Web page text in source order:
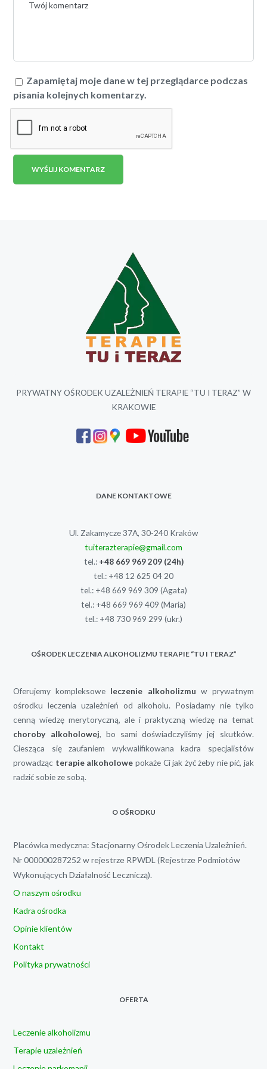
Zapamiętaj moje dane w tej przeglądarce podczas
pisania kolejnych komentarzy.
PRYWATNY OŚRODEK UZALEŻNIEŃ TERAPIE “TU I TERAZ” W
KRAKOWIE
DANE KONTAKTOWE
Ul. Zakamycze 37A, 30-240 Kraków
tuiterazterapie@gmail.com
tel.: +48 669 969 209(24h)
tel.: +48 12 625 04 20
tel.: +48 669 969 309 (Agata)
tel.: +48 669 969 409 (Maria)
tel.: +48 730 969 299 (ukr.)
OŚRODEK LECZENIA ALKOHOLIZMU TERAPIE “TU I TERAZ”
Oferujemy kompleksowe leczenie alkoholizmu w prywatnym
ośrodku leczenia uzależnień od alkoholu. Posiadamy nie tylko
cenną wiedzę merytoryczną, ale i praktyczną wiedzę na temat
choroby alkoholowej, bo sami doświadczyliśmy jej skutków.
Ciesząca się zaufaniem wykwalifikowana kadra specjalistów
prowadząc terapie alkoholowe pokaże Ci jak żyć żeby nie pić, jak
radzić sobie ze sobą.
O OŚRODKU
Placówka medyczna: Stacjonarny Ośrodek Leczenia Uzależnień.
Nr 000000287252 w rejestrze RPWDL (Rejestrze Podmiotów
Wykonujących Działalność Leczniczą).
O naszym ośrodku
Kadra ośrodka
Opinie klientów
Kontakt
Polityka prywatności
OFERTA
Leczenie alkoholizmu
Terapie uzależnień